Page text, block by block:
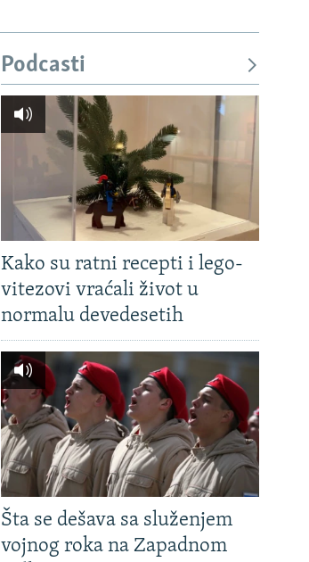
Podcasti
Kako su ratni recepti i lego-
vitezovi vraćali život u
normalu devedesetih
Šta se dešava sa služenjem
vojnog roka na Zapadnom